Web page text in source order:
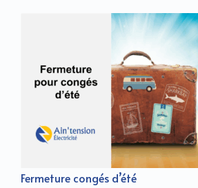
Fermeture congés d’été